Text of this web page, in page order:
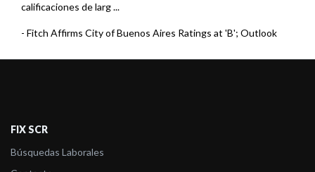
calificaciones de larg ...
- Fitch Affirms City of Buenos Aires Ratings at 'B'; Outlook
- FIX (afiliada de Fitch Ratings) asigna ‘AA-(arg)’ a los TDP Clase
FIX (afiliada de Fitch Ratings) confirmó en ‘A1(arg)’ al Programa
FIX SCR
Búsquedas Laborales